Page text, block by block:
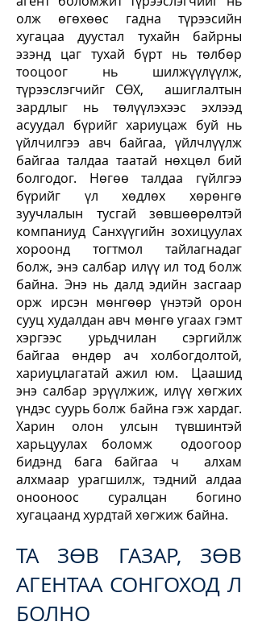
олж өгөхөөс гадна түрээсийн
хугацаа дуустал тухайн байрны
эзэнд цаг тухай бүрт нь төлбөр
тооцоог нь шилжүүлүүлж,
түрээслэгчийг СӨХ, ашиглалтын
зардлыг нь төлүүлэхээс эхлээд
асуудал бүрийг хариуцаж буй нь
үйлчилгээ авч байгаа, үйлчлүүлж
байгаа талдаа таатай нөхцөл бий
болгодог. Нөгөө талдаа гүйлгээ
бүрийг үл хөдлөх хөрөнгө
зуучлалын тусгай зөвшөөрөлтэй
компаниуд Санхүүгийн зохицуулах
хороонд тогтмол тайлагнадаг
болж, энэ салбар илүү ил тод болж
байна. Энэ нь далд эдийн засгаар
орж ирсэн мөнгөөр үнэтэй орон
сууц худалдан авч мөнгө угаах гэмт
хэргээс урьдчилан сэргийлж
байгаа өндөр ач холбогдолтой,
хариуцлагатай ажил юм. Цаашид
энэ салбар эрүүлжиж, илүү хөгжих
үндэс суурь болж байна гэж хардаг.
Харин олон улсын түвшинтэй
харьцуулах боломж одоогоор
бидэнд бага байгаа ч алхам
алхмаар урагшилж, тэдний алдаа
онооноос суралцан богино
хугацаанд хурдтай хөгжиж байна.
ТА ЗӨВ ГАЗАР, ЗӨВ
АГЕНТАА СОНГОХОД Л
БОЛНО